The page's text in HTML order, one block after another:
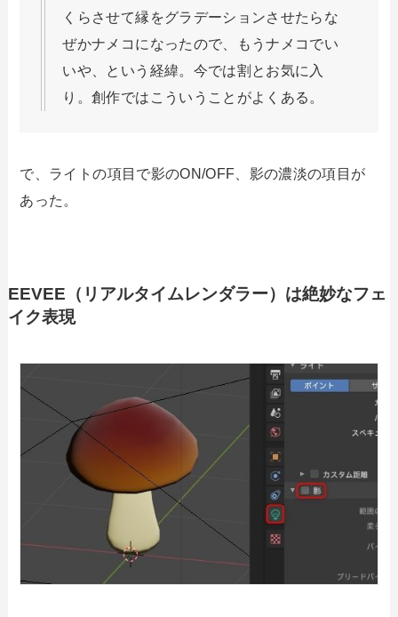
くらさせて縁をグラデーションさせたらな
ぜかナメコになったので、もうナメコでい
いや、という経緯。今では割とお気に入
り。創作ではこういうことがよくある。
で、ライトの項目で影のON/OFF、影の濃淡の項目が
あった。
EEVEE（リアルタイムレンダラー）は絶妙なフェ
イク表現